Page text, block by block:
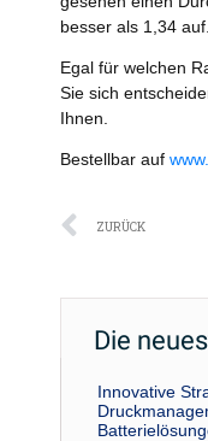
besser als 1,34 auf.
Egal für welchen
Sie sich
Ihnen.
Bestellbar auf
Zurück
ZURÜCK
Die
Innovative